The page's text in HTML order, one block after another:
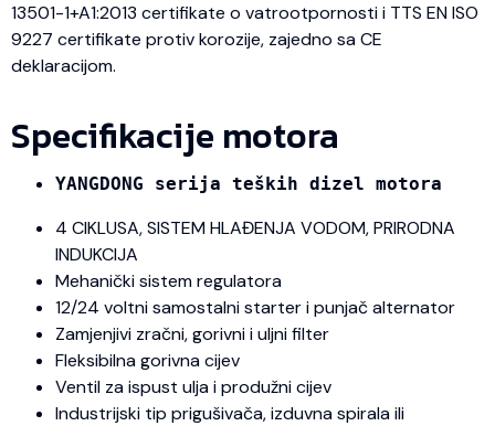
13501-1+A1:2013 certifikate o vatrootpornosti i TTS EN ISO
9227 certifikate protiv korozije, zajedno sa CE
deklaracijom.
Specifikacije motora
YANGDONG serija teških dizel motora
4 CIKLUSA, SISTEM HLAĐENJA VODOM, PRIRODNA
INDUKCIJA
Mehanički sistem regulatora
12/24 voltni samostalni starter i punjač alternator
Zamjenjivi zračni, gorivni i uljni filter
Fleksibilna gorivna cijev
Ventil za ispust ulja i produžni cijev
Industrijski tip prigušivača, izduvna spirala ili